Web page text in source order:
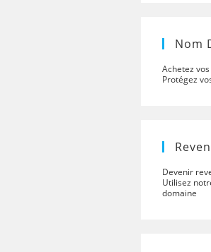
Nom
Achetez
Protégez
Devenir
Utilisez
domaine